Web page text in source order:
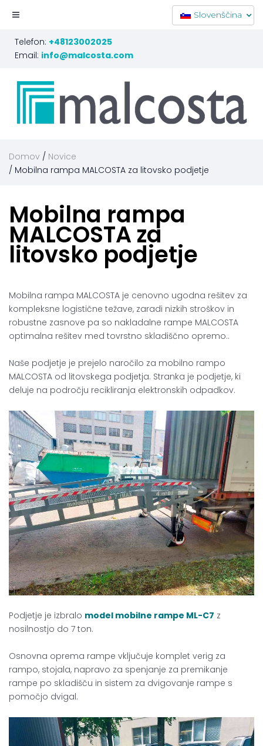
Telefon: +48123002025
Email: info@malcosta.com
Slovenščina
Domov
Novice
Mobilna rampa MALCOSTA za litovsko podjetje
Mobilna rampa
MALCOSTAza
litovsko podjetje
Mobilna rampa MALCOSTA je cenovno ugodna rešitev za
kompleksne logistične težave, zaradi nizkih stroškov in
robustne zasnove pa so nakladalne rampe MALCOSTA
optimalna rešitev med tovrstno skladiščno opremo..
Naše podjetje je prejelo naročilo za mobilno rampo
MALCOSTA od litovskega podjetja. Stranka je podjetje, ki
deluje na področju recikliranja elektronskih odpadkov.
Podjetje je izbralo model mobilne rampe ML-C7 z
nosilnostjo do 7 ton.
Osnovna oprema rampe vključuje komplet verig za
rampo, stojala, napravo za spenjanje za premikanje
rampe po skladišču in sistem za dvigovanje rampe s
pomočjo dvigal.